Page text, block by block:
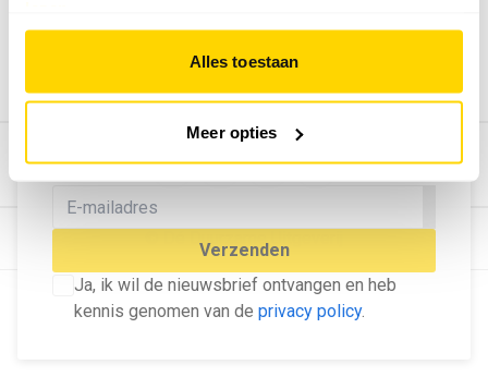
Alles toestaan
Meer opties
MELD U AAN VOOR ONZE
NIEUWSBRIEF
Blijf op de hoogte van het laatste nieuws!
Verzenden
Ja, ik wil de nieuwsbrief ontvangen en heb
kennis genomen van de privacy policy.
Bekijk hier de mogelijkheden.
© Dé Duurzame Uitgeverij